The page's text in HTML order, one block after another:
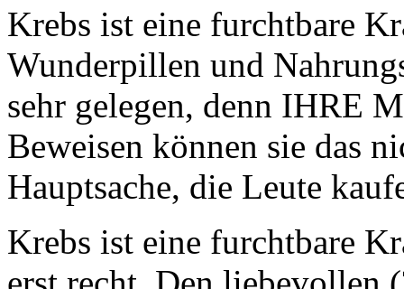
Krebs ist eine furchtbare
Wunderpillen und
sehr gelegen, denn IHRE
Beweisen können sie das
Hauptsache, die Leute
Krebs ist eine furchtbare